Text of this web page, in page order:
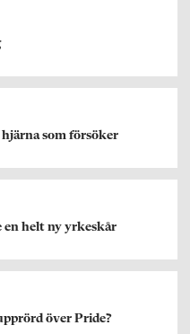
som försöker
en helt ny yrkeskår
över Pride?